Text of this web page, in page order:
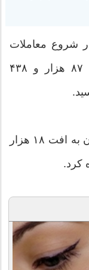
شروع معاملات
امروز _یکشنبه سوم اسفند_ با افت ۸۷ هزار و ۴۳۸
از تغییر شاخص‌های دیگر بورس می‌توان به افت ۱۸ هزار